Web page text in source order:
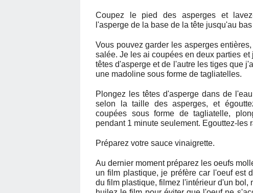
Coupez le pied des asperges et
l'asperge de la base de la tête jusqu'au
Vous pouvez garder les asperges
salée. Je les ai coupées en deux parties
têtes d'asperge et de l'autre les tiges que
une madoline sous forme de tagliatelles.
Plongez les têtes d'asperge dans de
selon la taille des asperges, et
coupées sous forme de tagliatelle,
pendant 1 minute seulement. Egouttez-les
Préparez votre sauce vinaigrette.
Au dernier moment préparez les oeufs
un film plastique, je préfère car l'oeuf est
du film plastique, filmez l'intérieur d'un